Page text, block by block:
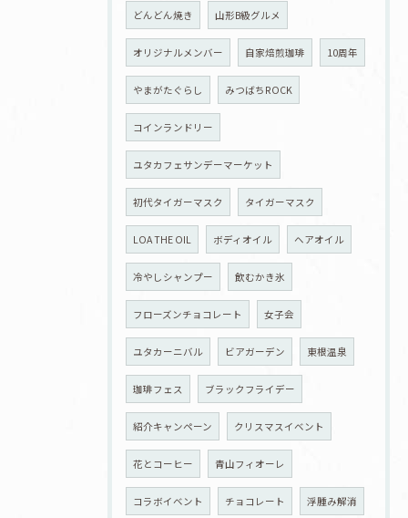
どんどん焼き 山形B級グルメ
オリジナルメンバー 自家焙煎珈琲 10周年
やまがたぐらし みつばちROCK
コインランドリー
ユタカフェサンデーマーケット
初代タイガーマスク タイガーマスク
LOA THE OIL ボディオイル ヘアオイル
冷やしシャンプー 飲むかき氷
フローズンチョコレート 女子会
ユタカーニバル ビアガーデン 東根温泉
珈琲フェス ブラックフライデー
紹介キャンペーン クリスマスイベント
花とコーヒー 青山フィオーレ
コラボイベント チョコレート 浮腫み解消